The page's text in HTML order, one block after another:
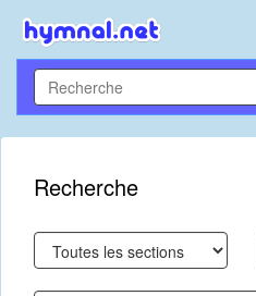
Recherche